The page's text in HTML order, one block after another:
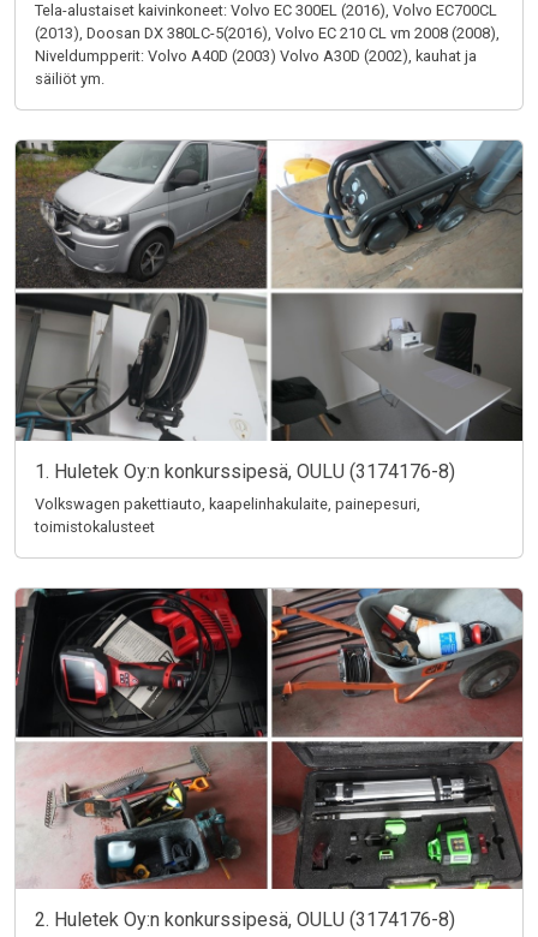
Tela-alustaiset kaivinkoneet: Volvo EC 300EL (2016), Volvo EC700CL
(2013), Doosan DX 380LC-5(2016), Volvo EC 210 CL vm 2008 (2008),
Niveldumpperit: Volvo A40D (2003) Volvo A30D (2002), kauhat ja
säiliöt ym.
1. Huletek Oy:n konkurssipesä, OULU (3174176-8)
Volkswagen pakettiauto, kaapelinhakulaite, painepesuri,
toimistokalusteet
2. Huletek Oy:n konkurssipesä, OULU (3174176-8)